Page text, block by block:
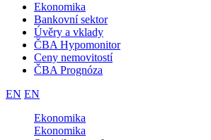
Ekonomika
Bankovní sektor
Úvěry a vklady
ČBA Hypomonitor
Ceny nemovitostí
ČBA Prognóza
EN EN
Ekonomika
Ekonomika